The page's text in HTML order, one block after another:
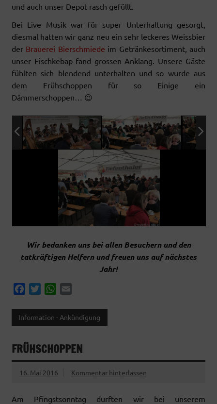
und auch unser Depot rasch gefüllt.
Bei Live Musik war für super Unterhaltung gesorgt,
diesmal hatten wir ganz neu ein sehr leckeres Weissbier
der Brauerei Bierschmiede im Getränkesortiment, auch
unser Fischkebap fand grossen Anklang. Unsere Gäste
fühlten sich blendend unterhalten und so wurde aus
dem Frühschoppen für so Einige ein
Dämmerschoppen… 😉
Wir bedanken uns bei allen Besuchern und den
tatkräftigen Helfern und freuen uns auf nächstes
Jahr!
c
e
o
o
k
i
t
e
r
W
a
t
A
p
p
a
i
Information - Ankündigung
FRÜHSCHOPPEN
16. Mai 2016 Kommentar hinterlassen
Am Pfingstsonntag durften wir bei unserem